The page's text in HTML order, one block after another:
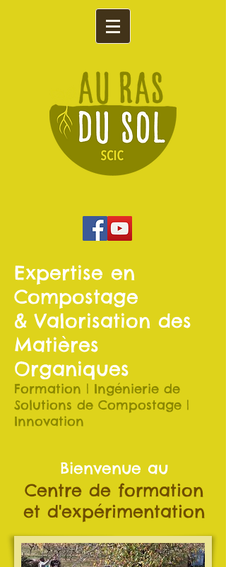
Expertise en
Compostage
& Valorisation des
Matières
Organiques
Formation | Ingénierie de
Solutions de Compostage |
Innovation
Bienvenue au
Centre de formation
et d'expérimentation